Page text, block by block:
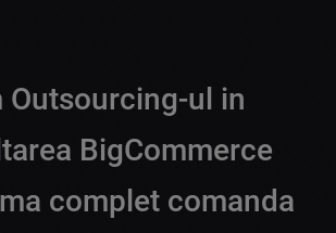
Outsourcing-ul in
BigCommerce
complet comanda